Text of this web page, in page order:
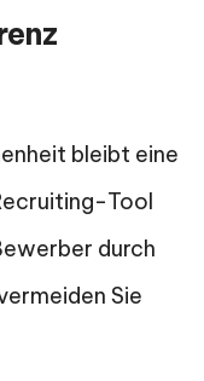
bleibt eine
Tool
durch
Sie